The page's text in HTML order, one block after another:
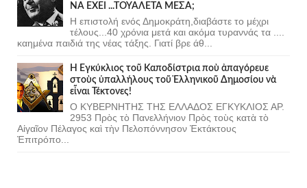
ΝΑ ΕΧΕΙ ...ΤΟΥΑΛΕΤΑ ΜΕΣΑ;
Η επιστολή ενός Δημοκράτη,διαβάστε το μέχρι
τέλους...40 χρόνια μετά και ακόμα τυραννάς τα ....
καημένα παιδιά της νέας τάξης. Γιατί βρε άθ...
Ἡ Ἐγκύκλιος τοῦ Καποδίστρια ποὺ ἀπαγόρευε
στοὺς ὑπαλλήλους τοῦ Ἑλληνικοῦ Δημοσίου νὰ
εἶναι Τέκτονες!
Ο ΚΥΒΕΡΝΗΤΗΣ ΤΗΣ ΕΛΛΑΔΟΣ ΕΓΚΥΚΛΙΟΣ ΑΡ.
2953 Πρὸς τὸ Πανελλήνιον Πρὸς τοὺς κατὰ τὸ
Αἰγαῖον Πέλαγος καὶ τὴν Πελοπόννησον Ἐκτάκτους
Ἐπιτρόπο...